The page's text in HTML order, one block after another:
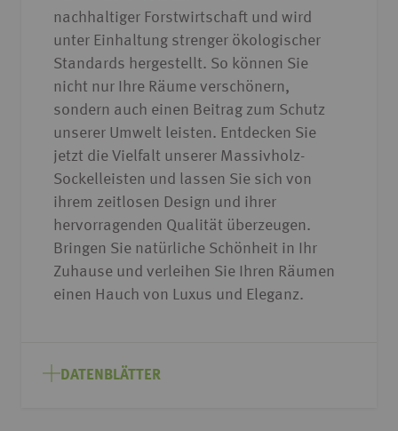
nachhaltiger Forstwirtschaft und wird
unter Einhaltung strenger ökologischer
Standards hergestellt. So können Sie
nicht nur Ihre Räume verschönern,
sondern auch einen Beitrag zum Schutz
unserer Umwelt leisten. Entdecken Sie
jetzt die Vielfalt unserer Massivholz-
Sockelleisten und lassen Sie sich von
ihrem zeitlosen Design und ihrer
hervorragenden Qualität überzeugen.
Bringen Sie natürliche Schönheit in Ihr
Zuhause und verleihen Sie Ihren Räumen
einen Hauch von Luxus und Eleganz.
DATENBLÄTTER